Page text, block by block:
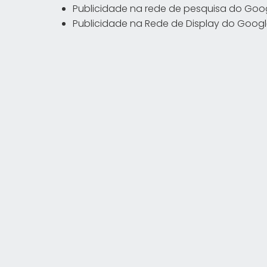
Publicidade na rede de pesquisa do
Publicidade na Rede de Display do